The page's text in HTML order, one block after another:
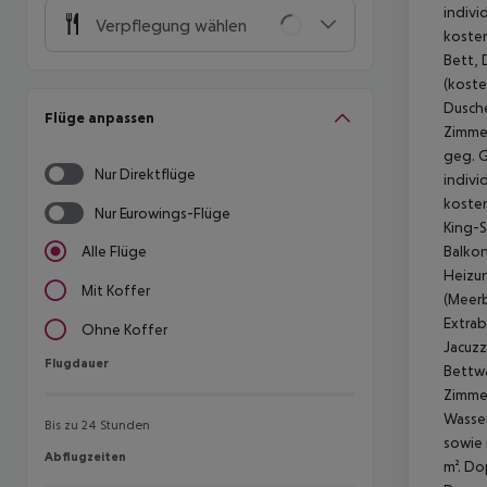
Verpflegung wählen
Flüge anpassen
Nur Direktflüge
Nur Eurowings-Flüge
Alle Flüge
Mit Koffer
Ohne Koffer
Flugdauer
Flugdauer
Bis zu 24 Stunden
Abflugzeiten
Abflugzeiten
Bett,
geg.
King-
sowie
m².